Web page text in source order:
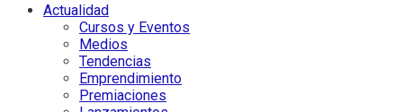
Actualidad
Cursos y Eventos
Medios
Tendencias
Emprendimiento
Premiaciones